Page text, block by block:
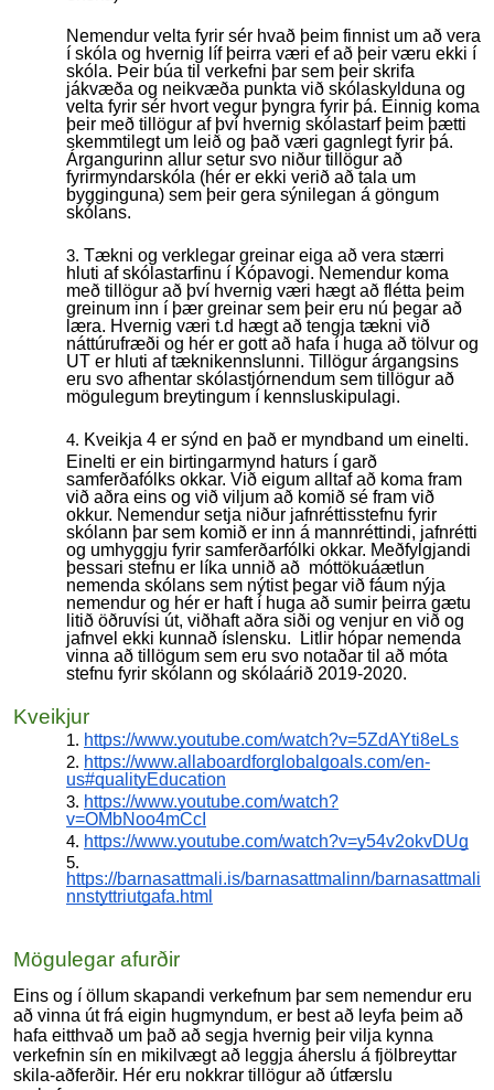
Nemendur velta fyrir sér hvað þeim finnist um að vera
í skóla og hvernig líf þeirra væri ef að þeir væru ekki í
skóla. Þeir búa til verkefni þar sem þeir skrifa
jákvæða og neikvæða punkta við skólaskylduna og
velta fyrir sér hvort vegur þyngra fyrir þá. Einnig koma
þeir með tillögur af því hvernig skólastarf þeim þætti
skemmtilegt um leið og það væri gagnlegt fyrir þá.
Árgangurinn allur setur svo niður tillögur að
fyrirmyndarskóla (hér er ekki verið að tala um
bygginguna) sem þeir gera sýnilegan á göngum
skólans.
Tækni og verklegar greinar eiga að vera stærri
hluti af skólastarfinu í Kópavogi. Nemendur koma
með tillögur að því hvernig væri hægt að flétta þeim
greinum inn í þær greinar sem þeir eru nú þegar að
læra. Hvernig væri t.d hægt að tengja tækni við
náttúrufræði og hér er gott að hafa í huga að tölvur og
UT er hluti af tæknikennslunni. Tillögur árgangsins
eru svo afhentar skólastjórnendum sem tillögur að
mögulegum breytingum í kennsluskipulagi.
Kveikja 4 er sýnd en það er myndband um einelti.
Einelti er ein birtingarmynd haturs í garð
samferðafólks okkar. Við eigum alltaf að koma fram
við aðra eins og við viljum að komið sé fram við
okkur. Nemendur setja niður jafnréttisstefnu fyrir
skólann þar sem komið er inn á mannréttindi, jafnrétti
og umhyggju fyrir samferðarfólki okkar. Meðfylgjandi
þessari stefnu er líka unnið að móttökuáætlun
nemenda skólans sem nýtist þegar við fáum nýja
nemendur og hér er haft í huga að sumir þeirra gætu
litið öðruvísi út, viðhaft aðra siði og venjur en við og
jafnvel ekki kunnað íslensku. Litlir hópar nemenda
vinna að tillögum sem eru svo notaðar til að móta
stefnu fyrir skólann og skólaárið 2019-2020.
Kveikjur
https://www.youtube.com/watch?v=5ZdAYti8eLs
https://www.allaboardforglobalgoals.com/en-
us#qualityEducation
https://www.youtube.com/watch?
v=OMbNoo4mCcI
https://www.youtube.com/watch?v=y54v2okvDUg
https://barnasattmali.is/barnasattmalinn/barnasattmali
nnstyttriutgafa.html
Mögulegar afurðir
Eins og í öllum skapandi verkefnum þar sem nemendur eru
að vinna út frá eigin hugmyndum, er best að leyfa þeim að
hafa eitthvað um það að segja hvernig þeir vilja kynna
verkefnin sín en mikilvægt að leggja áherslu á fjölbreyttar
skila-aðferðir. Hér eru nokkrar tillögur að útfærslu